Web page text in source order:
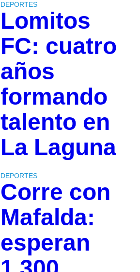
DEPORTES
Lomitos
FC: cuatro
años
formando
talento en
La Laguna
DEPORTES
Corre con
Mafalda:
esperan